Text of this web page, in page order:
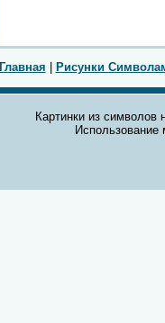
Главная Рисунки
Картинки из символов
Использование